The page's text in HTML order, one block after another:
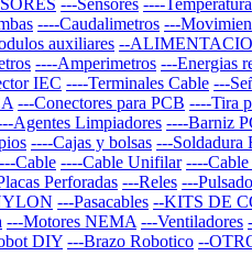
---Sensores ----Temperatura
----Caudalimetros ---
auxiliares --
----Amperimetros ---Energias
IEC ----Terminales Cable ---
---Conectores para PCB ----Tira
Agentes Limpiadores ----Barniz
----Cajas y bolsas ---Soldadura
---Cable ----Cable Unifilar ----
Perforadas ---Reles ---
---Pasacables --KITS DE
---Motores NEMA ---Ventiladores
DIY ---Brazo Robotico --